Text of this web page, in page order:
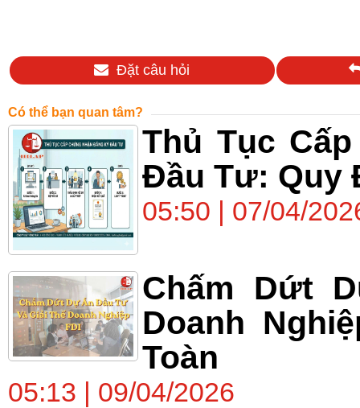
Đặt câu hỏi
Có thể bạn quan tâm?
Thủ Tục
Đầu Tư: Quy
05:50 | 07/04/
Chấm Dứt
Doanh
Toàn
05:13 | 09/04/2026